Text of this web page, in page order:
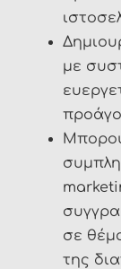
με
σε
της